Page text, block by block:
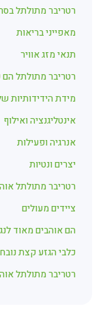
רטריבר מתולתל
מאפייני בריאות
תנאי מזג אוויר
רטריבר מתולתל הם
מידת הידידותיות
אינטליגנציה ואילוף
אנרגיה ופעילות
יצרים ונטיות
רטריבר מתולתל
ציידים מעולים
הם אוהבים מאוד
כלבי הגזע קצת
רטריבר מתולתל